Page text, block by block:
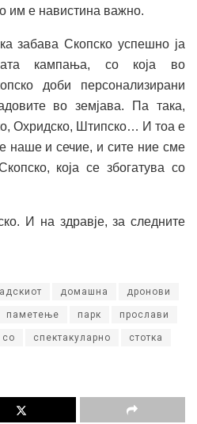
им е навистина важно.
забава Скопско успешно ја
кампања, со која во
доби персонализирани
во земјава. Па така,
Охридско, Штипско… И тоа е
наше и сечие, и сите ние сме
која се збогатува со
И на здравје, за следните
домашна дронови
паметење парк прослави
со спектакуларно стотка